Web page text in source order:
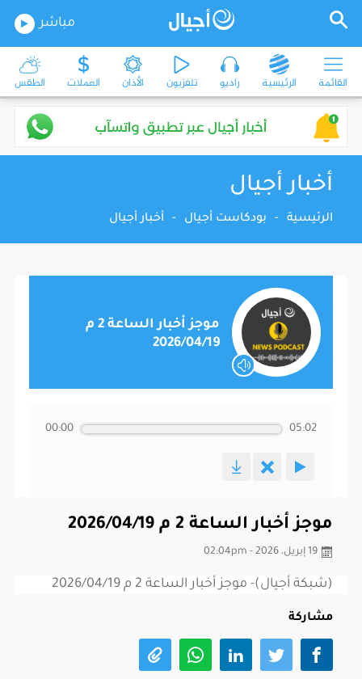
مباشر
القائمة الرئيسية راديو تلفزيون الأذان العملات الطقس
أخبار أجيال
الرئيسية - بودكاست أجيال - أخبار أجيال
موجز أخبار الساعة 2 م
2026/04/19
00:00 05:02
موجز أخبار الساعة 2 م 2026/04/19
19 إبريل، 2026 - 02:04pm
(شبكة أجيال)- موجز أخبار الساعة 2 م 2026/04/19
مشاركة